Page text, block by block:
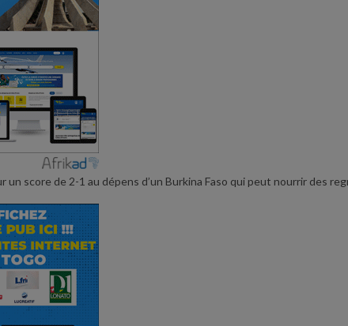
score de 2-1 au dépens d’un Burkina Faso qui peut nourrir des